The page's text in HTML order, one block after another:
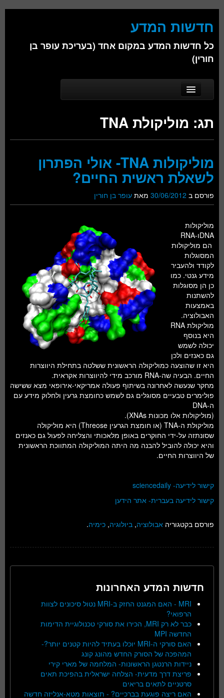
חדשות המדע
כל חדשות המדע במקום אחד (בעריכת עופר בן
חורין)
Main menu
Skip to primary content
Skip to secondary content
אודות
כימיה
פיזיקה
חברה
חלל ומדעי כדור הארץ
עתידנות
סקירות ספרים
טעימות מדע
תג: מוליקולת TNA
מוליקולות TNA- אולי הפתרון
לשאלת ראשית החיים?
פורסם ב 30/06/2012 מאת עופר בן חורין
מוליקולות
DNAו-RNA
הם מוליקולות
המסוגלות
לקודד ולהעביר
מידע גנטי. כמו
כן הן מסוגלות
להשתנות
באמצעות
האבולוציה.
מוליקולת RNA
היא בנוסף
יכולה לשמש
גם כאנזים ולכן
היא זו שהוצעה כמוליקולה הראשונית ששלטה בתחילת היווצרות
החיים. הבעיה שה-RNA מורכב מידי להיווצרות אקראית.
מחקר שנעשה לאחרונה בשיתוף פעולה אמריקאי-אירופאי מצא ששישה
פולימרים טבעיים מסוגלים גם לשמש כחומצת גרעין ולחלוק מידע עם
ה-DNA
(מוליקולות אלו מכונות XNAs).
מוליקולת ה-TNA (או חומצת הגרעין Threose) היא מוליקולה
שסונתזה על-ידי החוקרים באופן מלאכותי והצליחה לפעול גם כאנזים
והיא יכולה להוביל להבנה מה היתה המוליקולה המתווכת הראשונית
של היווצרות החיים.
קישור לידיעה- sciencedaily
קישור לידיעה בעברית- אתר הידען
פורסם בקטגוריה אבולוציה, ביולוגיה, כימיה.
חדשות המדע האחרונות
MRI - האם המגנט החזק ב-MRI נטול סיכונים לצוות
הרפואי?
כבר לא רק MRI, הכירו את סורקי טכנולוגיית הדימות
החדשה MPI
האם סורקי ה-MRI יוכלו בעתיד להיות קטנים יותר?-
המהפכה של הסורק החדש מהונג קונג
ניידות הרנטגן הראשונות- המלחמה של מארי קירי
פריצת דרך מדעית- הצלחה ישראלית בהפיכת תאים
סרטניים לתאים בריאים
האם ריצה פוגעת בברכיים? - תוצאות מטא-אנליזה חדשה